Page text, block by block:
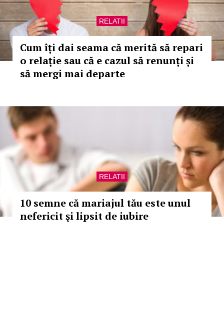
RELATII
Cum îți dai seama că merită să repari
o relație sau că e cazul să renunți și
să mergi mai departe
RELATII
10 semne că mariajul tău este unul
nefericit şi lipsit de iubire